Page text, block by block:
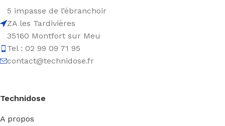
5 impasse de l’ébranchoir
ZA les Tardivières
35160 Montfort sur Meu
Tel : 02 99 09 71 95
contact@technidose.fr
Technidose
A propos